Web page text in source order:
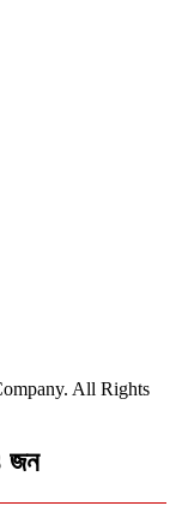
All Rights
জন